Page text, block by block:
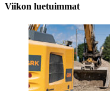
Viikon luetuimmat